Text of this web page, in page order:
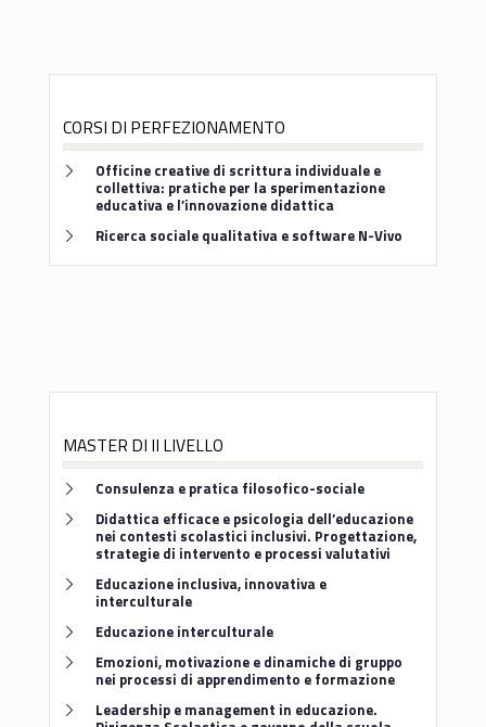
CORSI DI PERFEZIONAMENTO
Link identifier #identifier__8409-13
Officine creative di scrittura individuale e
collettiva: pratiche per la sperimentazione
educativa e l’innovazione didattica
Link identifier #identifier__57314-14
Ricerca sociale qualitativa e software N-Vivo
MASTER DI II LIVELLO
Link identifier #identifier__176265-15
Consulenza e pratica filosofico-sociale
Link identifier #identifier__199023-16
Didattica efficace e psicologia dell’educazione
nei contesti scolastici inclusivi. Progettazione,
strategie di intervento e processi valutativi
Link identifier #identifier__91829-17
Educazione inclusiva, innovativa e
interculturale
Link identifier #identifier__185785-18
Educazione interculturale
Link identifier #identifier__82242-19
Emozioni, motivazione e dinamiche di gruppo
nei processi di apprendimento e formazione
Link identifier #identifier__156436-20
Leadership e management in educazione.